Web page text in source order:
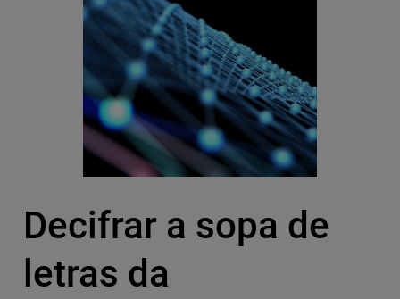
Decifrar a sopa de
letras da